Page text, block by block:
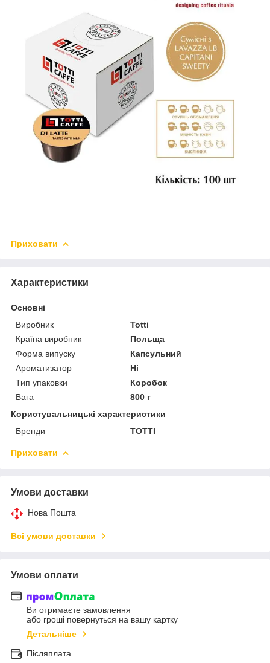
Приховати
Характеристики
Основні
Виробник
Totti
Країна виробник
Польща
Форма випуску
Капсульний
Ароматизатор
Ні
Тип упаковки
Коробок
Вага
800 г
Користувальницькі характеристики
Бренди
TOTTI
Приховати
Умови доставки
Нова Пошта
Всі умови доставки
Умови оплати
Ви отримаєте замовлення
або гроші повернуться на вашу картку
Детальніше
Післяплата